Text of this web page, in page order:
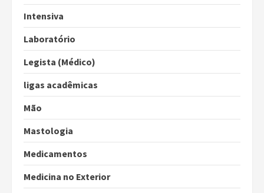
Intensiva
Laboratório
Legista (Médico)
ligas acadêmicas
Mão
Mastologia
Medicamentos
Medicina no Exterior